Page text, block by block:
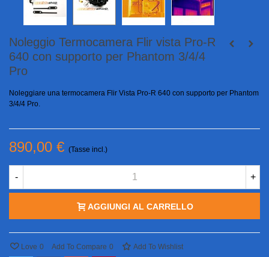
Noleggio Termocamera Flir vista Pro-R
640 con supporto per Phantom 3/4/4
Pro
Noleggiare una termocamera Flir Vista Pro-R 640 con supporto per Phantom
3/4/4 Pro.
890,00 € (Tasse incl.)
- +
AGGIUNGI AL CARRELLO
Love 0 Add To Compare 0 Add To Wishlist